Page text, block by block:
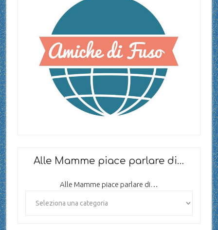
Alle Mamme piace parlare di…
Alle Mamme piace parlare di…